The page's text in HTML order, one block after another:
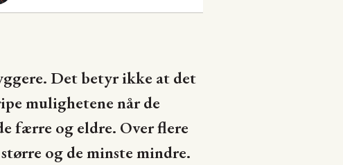
Det betyr ikke at det
mulighetene når de
færre og eldre. Over flere
og de minste mindre.